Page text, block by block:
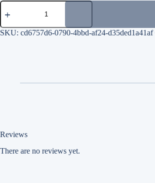
شخصيات
مصرية
SKU: cd6757d6-0790-4bbd-af24-d35ded1a41af
Reviews
There are no reviews yet.